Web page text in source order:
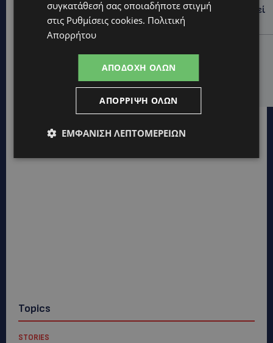
φωτιά σε ιστορική μπυραρία – Η Αστυνομία αναζητεί
το κίνητρο
ΛΑΤΣΙΑ-ΓΕΡΙ: Στο επίκεντρο η δημιουργία δομών για
ασυνόδευτους ανήλικους – Αντιδρά ο Δήμος,
στηρίζει υπό προϋποθέσεις το Κίνημα Οικολόγων
Topics
STORIES
συγκατάθεσή σας οποιαδήποτε στιγμή
στις Ρυθμίσεις cookies. Πολιτική
Απορρήτου
ΑΠΟΔΟΧΉ ΌΛΩΝ
ΑΠΌΡΡΙΨΗ ΌΛΩΝ
ΕΜΦΆΝΙΣΗ ΛΕΠΤΟΜΕΡΕΙΏΝ